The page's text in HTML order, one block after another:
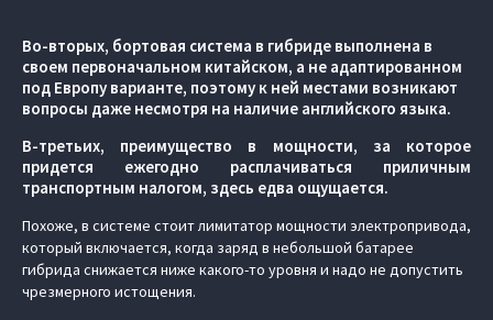
Во-вторых, бортовая система в гибриде выполнена в
своем первоначальном китайском, а не адаптированном
под Европу варианте, поэтому к ней местами возникают
вопросы даже несмотря на наличие английского языка.
В-третьих, преимущество в мощности, за которое
придется ежегодно расплачиваться приличным
транспортным налогом, здесь едва ощущается.
Похоже, в системе стоит лимитатор мощности электропривода,
который включается, когда заряд в небольшой батарее
гибрида снижается ниже какого-то уровня и надо не допустить
чрезмерного истощения.